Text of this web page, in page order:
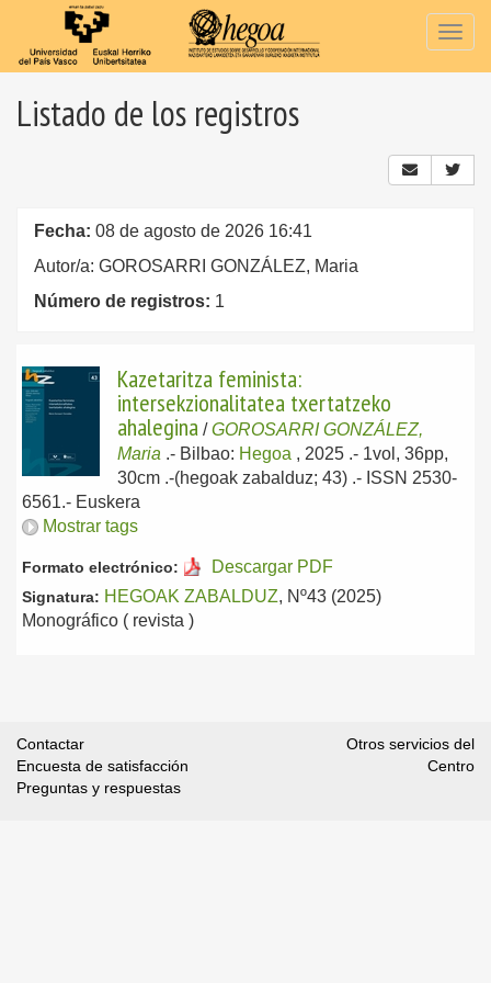
Listado de los registros
Fecha: 08 de agosto de 2026 16:41
Autor/a: GOROSARRI GONZÁLEZ, Maria
Número de registros: 1
Kazetaritza feminista:
intersekzionalitatea txertatzeko
ahalegina /GOROSARRI GONZÁLEZ,
Maria .- Bilbao: Hegoa , 2025 .- 1vol, 36pp,
30cm .-(hegoak zabalduz; 43) .- ISSN 2530-
6561.- Euskera
Mostrar tags
Formato electrónico: Descargar PDF
Signatura: HEGOAK ZABALDUZ, Nº43 (2025)
Monográfico ( revista )
Contactar
Encuesta de satisfacción
Preguntas y respuestas
Otros servicios del
Centro